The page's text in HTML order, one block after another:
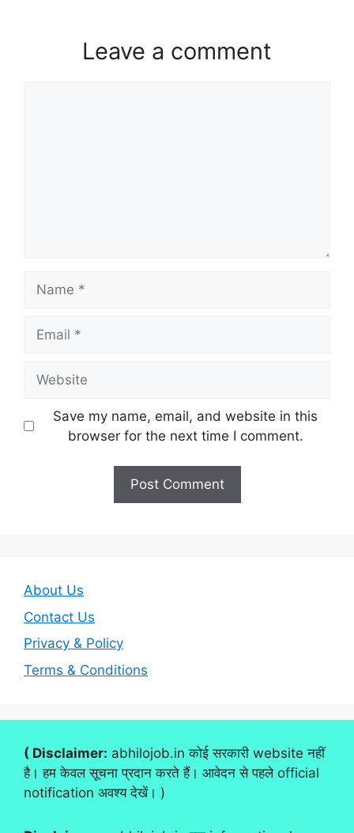
Leave a comment
Save my name, email, and website in this
browser for the next time I comment.
About Us
Contact Us
Privacy & Policy
Terms & Conditions
( Disclaimer: abhilojob.in कोई सरकारी website नहीं
है। हम केवल सूचना प्रदान करते हैं। आवेदन से पहले official
notification अवश्य देखें। )